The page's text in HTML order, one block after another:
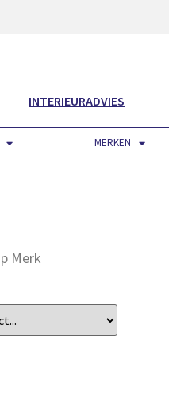
INTERIEURADVIES
MERKEN
Merk